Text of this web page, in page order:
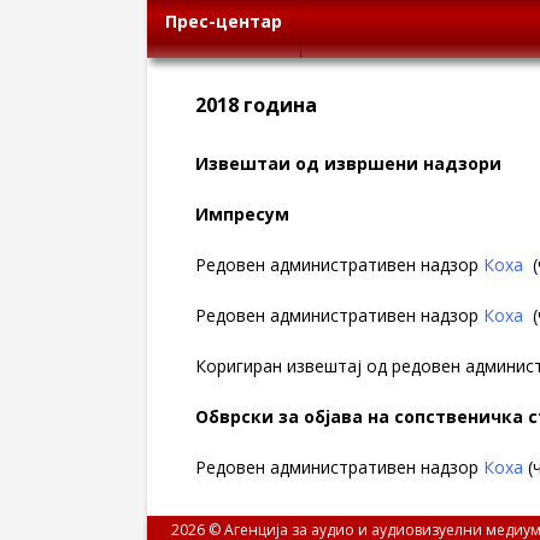
Прес-центар
2018 година
Извештаи од извршени надзори
Импресум
Редовен административен надзор Коха
Редовен административен надзор Коха
Коригиран извештај од редовен
Обврски за објава на сопственичка
Редовен административен надзор Коха
2026 © Агенција за аудио и аудиовизуелни